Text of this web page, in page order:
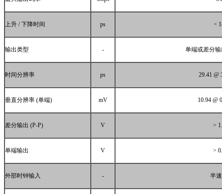
上升 /下降时间 ps <
输出类型 - 单端或差分
时间分辨率 ps 29.41 @
垂直分辨率 (单端) mV 10.94 @
差分输出 (P-P) V >
单端输出 V >
外部时钟输入 - 半